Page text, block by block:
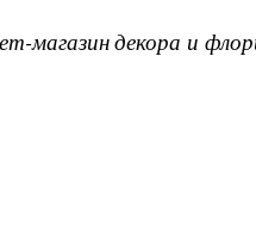
магазиндекора и